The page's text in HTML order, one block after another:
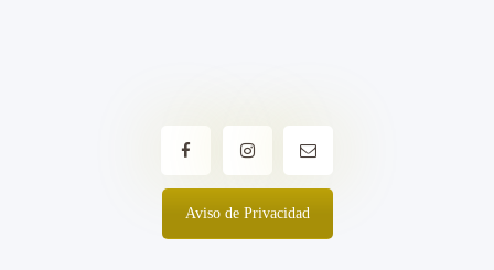
Aviso de Privacidad